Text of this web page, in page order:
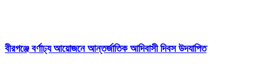
বীরগঞ্জে বর্ণাঢ্য আয়োজনে আন্তর্জাতিক আদিবাসী দিবস উদযাপিত